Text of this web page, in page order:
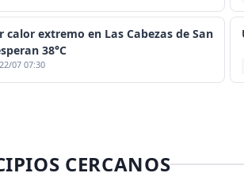
calor extremo en Las Cabezas de San
38°C
22/07 07:30
CERCANOS